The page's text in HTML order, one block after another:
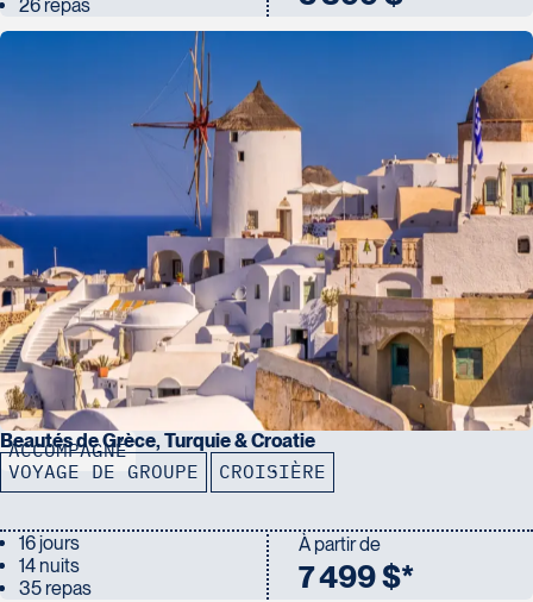
26 repas
ACCOMPAGNÉ
Beautés de Grèce, Turquie & Croatie
VOYAGE DE GROUPE CROISIÈRE
16 jours
14 nuits
35 repas
À partir de
7 499 $*